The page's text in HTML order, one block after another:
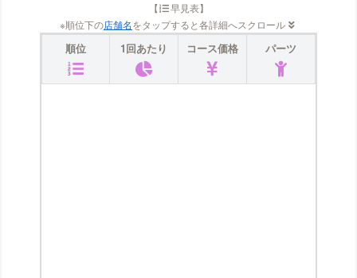
【
早見表】
※順位下の店舗名をタップすると各詳細へスクロール
順位 1回あたり コース価格 パーツ